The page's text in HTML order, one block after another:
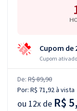
Cupom de
Cupom
De: R$ 89,90
Por: R$ 71,92à vista
ou 12x de R$